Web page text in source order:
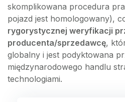
skomplikowana procedura
pojazd jest homologowany),
rygorystycznej weryfikacji
producenta/sprzedawcę,
globalny i jest podyktowana
międzynarodowego handlu
technologiami.